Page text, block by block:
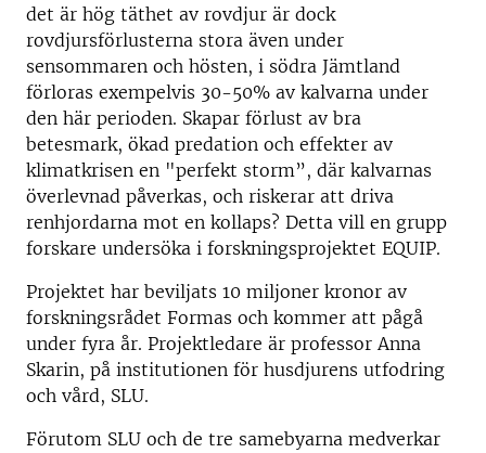
det är hög täthet av rovdjur är dock
rovdjursförlusterna stora även under
sensommaren och hösten, i södra Jämtland
förloras exempelvis 30-50% av kalvarna under
den här perioden. Skapar förlust av bra
betesmark, ökad predation och effekter av
klimatkrisen en "perfekt storm”, där kalvarnas
överlevnad påverkas, och riskerar att driva
renhjordarna mot en kollaps? Detta vill en grupp
forskare undersöka i forskningsprojektet EQUIP.
Projektet har beviljats 10 miljoner kronor av
forskningsrådet Formas och kommer att pågå
under fyra år. Projektledare är professor Anna
Skarin, på institutionen för husdjurens utfodring
och vård, SLU.
Förutom SLU och de tre samebyarna medverkar